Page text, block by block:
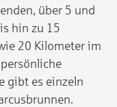
über 5 und
hin zu 15
20 Kilometer im
gibt es einzeln